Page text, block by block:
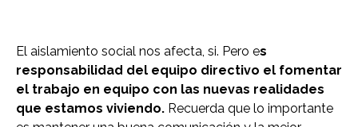
El aislamiento social nos afecta, si. Pero es
responsabilidad del equipo directivo el fomentar
el trabajo en equipo con las nuevas realidades
que estamos viviendo. Recuerda que lo importante